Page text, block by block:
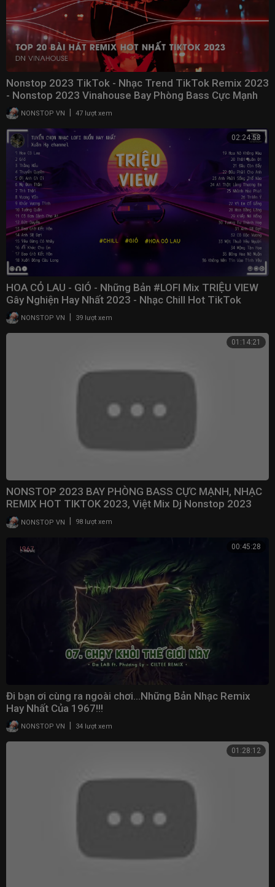
Nonstop 2023 TikTok - Nhạc Trend TikTok Remix 2023
- Nonstop 2023 Vinahouse Bay Phòng Bass Cực Mạnh
NONSTOP VN 47 lượt xem
02:24:58
HOA CỎ LAU - GIÓ - Những Bản #LOFI Mix TRIỆU VIEW
Gây Nghiện Hay Nhất 2023 - Nhạc Chill Hot TikTok
NONSTOP VN 39 lượt xem
01:14:21
NONSTOP 2023 BAY PHÒNG BASS CỰC MẠNH, NHẠC
REMIX HOT TIKTOK 2023, Việt Mix Dj Nonstop 2023
Vinahouse
NONSTOP VN 98 lượt xem
00:45:28
Đi bạn ơi cùng ra ngoài chơi…Những Bản Nhạc Remix
Hay Nhất Của 1967!!!
NONSTOP VN 34 lượt xem
01:28:12